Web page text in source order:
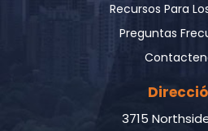
Recursos Para
Preguntas
3715